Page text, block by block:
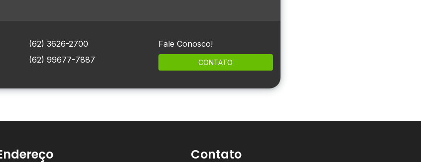
(62) 3626-2700
(62) 99677-7887
Fale Conosco!
CONTATO
Contato